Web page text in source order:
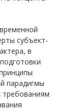
субъект-
в
парадигмы
требованиям